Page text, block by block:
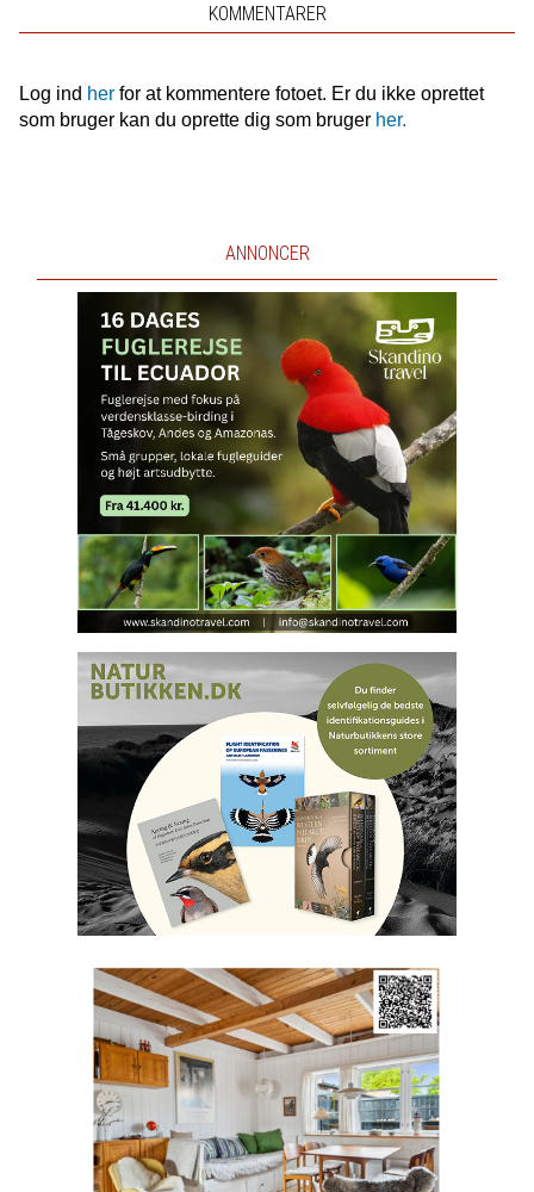
KOMMENTARER
Log ind herfor at kommentere fotoet. Er du ikke oprettet
som bruger kan du oprette dig som bruger her.
ANNONCER